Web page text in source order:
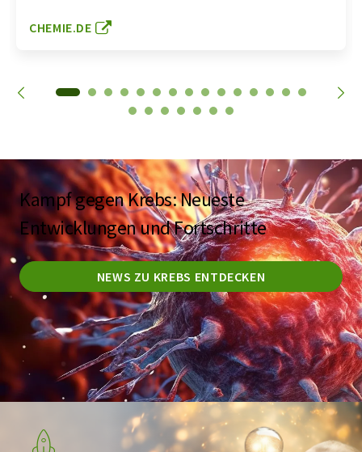
CHEMIE.DE
Kampf gegen Krebs: Neueste
Entwicklungen und Fortschritte
NEWS ZU KREBS ENTDECKEN